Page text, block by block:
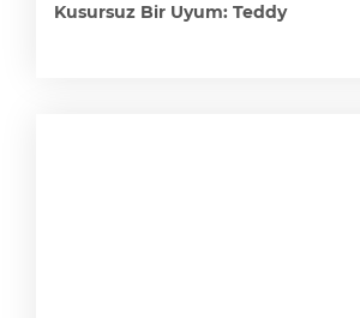
Kusursuz Bir Uyum: Teddy